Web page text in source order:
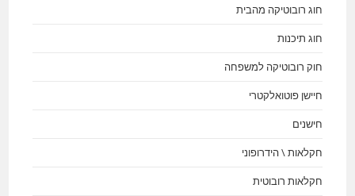
חוג רובוטיקה מהבית
חוג תיכנות
חוק רובוטיקה למשפחה
חיישן פוטואלקטרי
חישנים
חקלאות \ הידרופוני
חקלאות רובוטית